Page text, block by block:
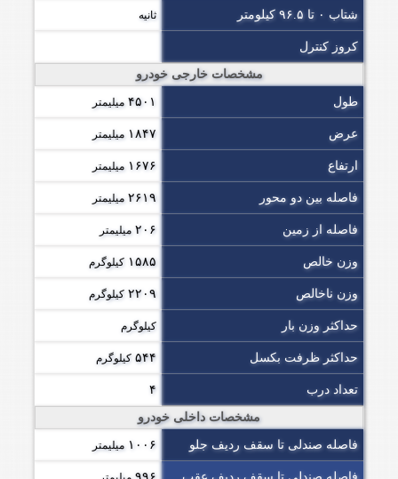
شتاب ۰ تا ۹۶.۵ کیلومتر ثانیه
کروز کنترل
مشخصات خارجی خودرو
طول ۴۵۰۱ میلیمتر
عرض ۱۸۴۷ میلیمتر
ارتفاع ۱۶۷۶ میلیمتر
فاصله بین دو محور ۲۶۱۹ میلیمتر
فاصله از زمین ۲۰۶ میلیمتر
وزن خالص ۱۵۸۵ کیلوگرم
وزن ناخالص ۲۲۰۹ کیلوگرم
حداکثر وزن بار کیلوگرم
حداکثر ظرفت بکسل ۵۴۴ کیلوگرم
تعداد درب ۴
مشخصات داخلی خودرو
فاصله صندلی تا سقف ردیف جلو ۱۰۰۶ میلیمتر